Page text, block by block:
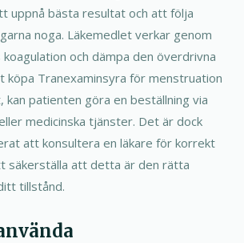
uppnå bästa resultat och att följa
noga. Läkemedlet verkar genom
och dämpa den överdrivna
köpa Tranexaminsyra för menstruation
kan patienten göra en beställning via
medicinska tjänster. Det är dock
att konsultera en läkare för korrekt
säkerställa att detta är den rätta
tillstånd.